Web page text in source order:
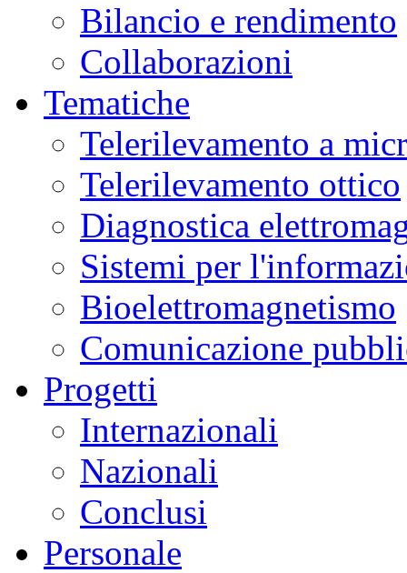
Bilancio e rendimento
Collaborazioni
Tematiche
Telerilevamento a
Telerilevamento ottico
Diagnostica
Sistemi per
Bioelettromagnetismo
Comunicazione
Progetti
Internazionali
Nazionali
Conclusi
Personale